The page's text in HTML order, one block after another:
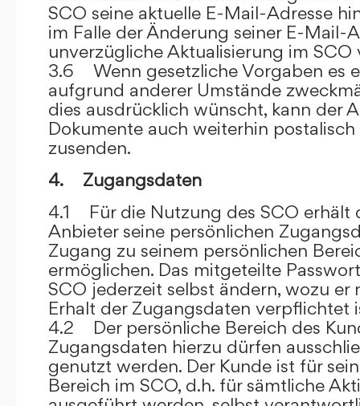
SCO seine aktuelle E-Mail-Adresse
im Falle der Änderung seiner E-Mail-
unverzügliche Aktualisierung im SCO
3.6 Wenn gesetzliche Vorgaben es
aufgrund anderer Umstände
dies ausdrücklich wünscht, kann der
Dokumente auch weiterhin
zusenden.
4. Zugangsdaten
4.1 Für die Nutzung des SCO erhält
Anbieter seine persönlichen
Zugang zu seinem persönlichen
ermöglichen. Das mitgeteilte
SCO jederzeit selbst ändern, wozu er
Erhalt der Zugangsdaten verpflichtet
4.2 Der persönliche Bereich des
Zugangsdaten hierzu dürfen
genutzt werden. Der Kunde ist für
Bereich im SCO, d.h. für sämtliche